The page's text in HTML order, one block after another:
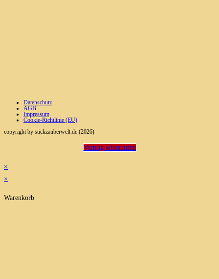
Datenschutz
AGB
Impressum
Cookie-Richtlinie (EU)
copyright by stickzauberwelt.de (2026)
Vertrag widerrufen
×
×
Warenkorb